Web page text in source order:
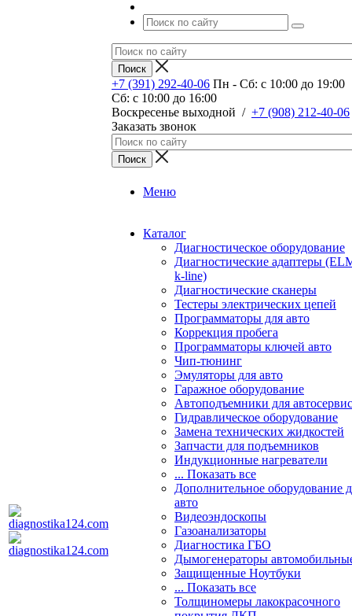
+7 (391) 292-40-06 Пн - Сб: c 10:00 до 19:00
Сб: c 10:00 до 16:00
​Воскресенье выходной / +7 (908) 212-40-06
Заказать звонок
Меню
Каталог
Диагностическое оборудование
Диагностические адаптеры
k-line)
Диагностические сканеры
Тестеры электрических цепей
Программаторы для авто
Коррекция пробега
Программаторы ключей авто
Чип-тюнинг
Эмуляторы для авто
Гаражное оборудование
Автоподъемники для
Гидравлическое оборудование
Замена технических жидкостей
Запчасти для подъемников
Индукционные нагреватели
... Показать все
Дополнительное оборудование
авто
Видеоэндоскопы
Газоанализаторы
Диагностика ГБО
Дымогенераторы
Защищенные Ноутбуки
... Показать все
Толщиномеры лакокрасочного